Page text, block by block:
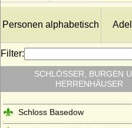
Personen alphabetisch
Filter:
SCHLÖSSER, BURGEN
HERRENHÄUSER
Schloss Basedow